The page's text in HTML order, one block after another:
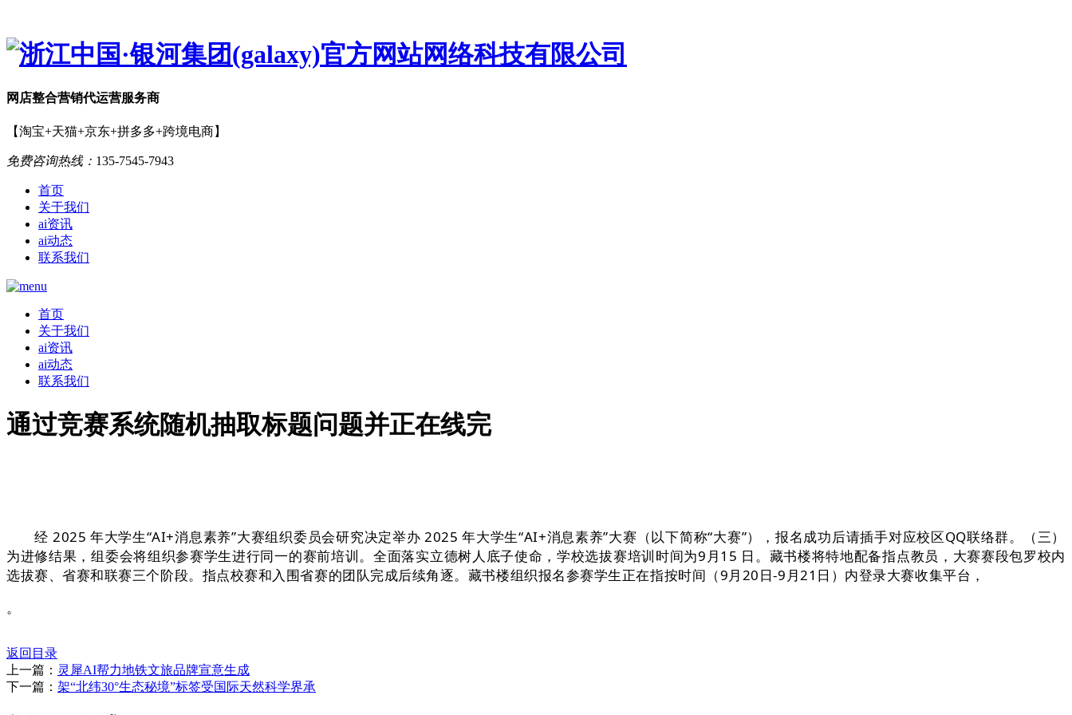
网店整合营销代运营服务商
【淘宝+天猫+京东+拼多多+跨境电商】
免费咨询热线： 135-7545-7943
首页
关于我们
ai资讯
ai动态
联系我们
首页
关于我们
ai资讯
ai动态
联系我们
通过竞赛系统随机抽取标题问题并正在线完
经 2025 年大学生“AI+消息素养”大赛组织委员会研究决定举办 2025 年大学生“AI+消息素养”大赛（以下简称“大赛”），报名成功后请插手对应校区QQ联络群。（三）
为进修结果，组委会将组织参赛学生进行同一的赛前培训。全面落实立德树人底子使命，学校选拔赛培训时间为9月15 日。藏书楼将特地配备指点教员，大赛赛段包罗校内
选拔赛、省赛和联赛三个阶段。指点校赛和入围省赛的团队完成后续角逐。藏书楼组织报名参赛学生正在指按时间（9月20日-9月21日）内登录大赛收集平台，
。
返回目录
上一篇： 灵犀AI帮力地铁文旅品牌宣意生成
下一篇： 架“北纬30°生态秘境”标签受国际天然科学界承